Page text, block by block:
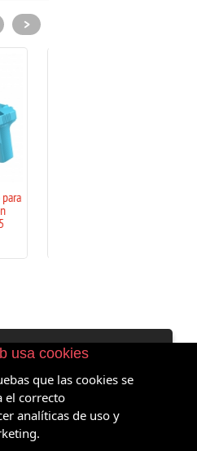
2 / Kit 10 en
Para
5111
>
usa cookies
que las cookies se
el correcto
analíticas de uso y